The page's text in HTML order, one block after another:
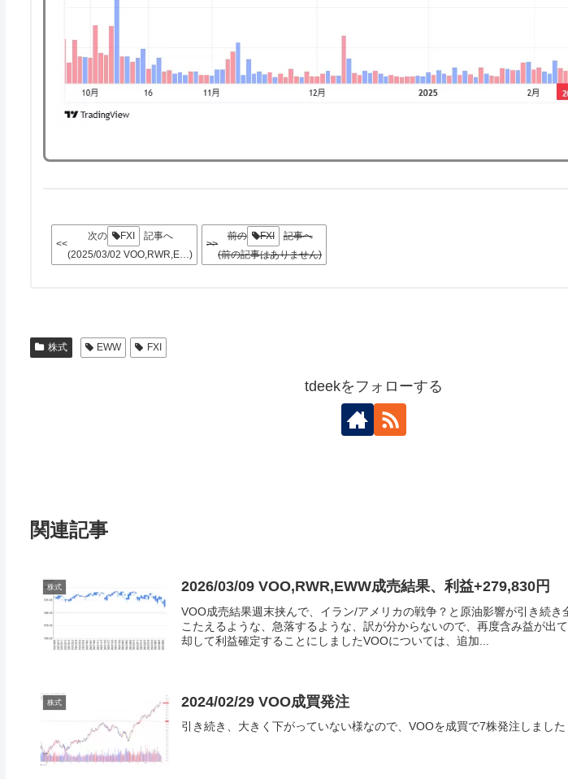
<<
次の FXI
記事へ
(2025/03/02 VOO,RWR,E…)
>>
前の FXI
記事へ
(前の記事はありません)
株式 EWW FXI
tdeekをフォローする
関連記事
株式 2026/03/09 VOO,RWR,EWW成売結果、利益+279,830円
VOO成売結果週末挟んで、イラン/アメリカの戦争？と原油影響が引き続き
こたえるような、急落するような、訳が分からないので、再度含み益が出
却して利益確定することにしましたVOOについては、追加...
株式 2024/02/29 VOO成買発注
引き続き、大きく下がっていない様なので、VOOを成買で7株発注しました